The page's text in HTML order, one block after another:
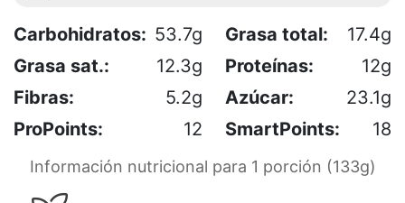
Carbohidratos: 53.7g Grasa total:
17.4g
Grasa sat.:
12.3g Proteínas:
12g
Fibras:
5.2g Azúcar:
23.1g
ProPoints:
12 SmartPoints: 18
Información nutricional para 1 porción (133g)